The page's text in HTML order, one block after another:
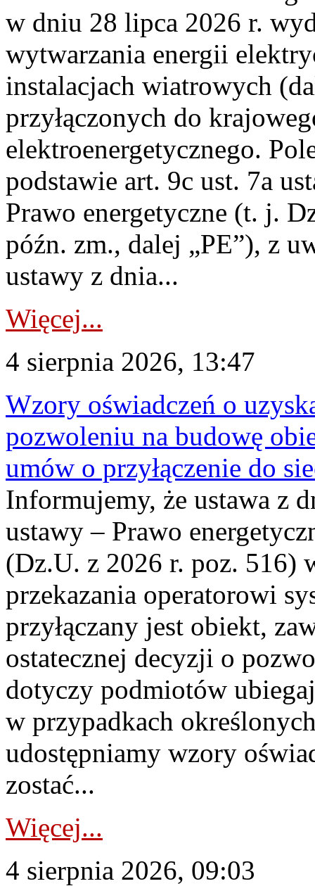
w dniu 28 lipca 2026 r.
wytwarzania energii
instalacjach wiatrowych
przyłączonych do
elektroenergetycznego.
podstawie art. 9c ust. 7a
Prawo energetyczne (t. j.
późn. zm., dalej „PE”), z
ustawy z dnia...
Więcej...
4 sierpnia 2026, 13:47
Wzory oświadczeń o
pozwoleniu na budowę
umów o przyłączenie do
Informujemy, że ustawa z
ustawy – Prawo
(Dz.U. z 2026 r. poz. 516)
przekazania operatorowi
przyłączany jest obiekt,
ostatecznej decyzji o
dotyczy podmiotów
w przypadkach
udostępniamy wzory
zostać...
Więcej...
4 sierpnia 2026, 09:03